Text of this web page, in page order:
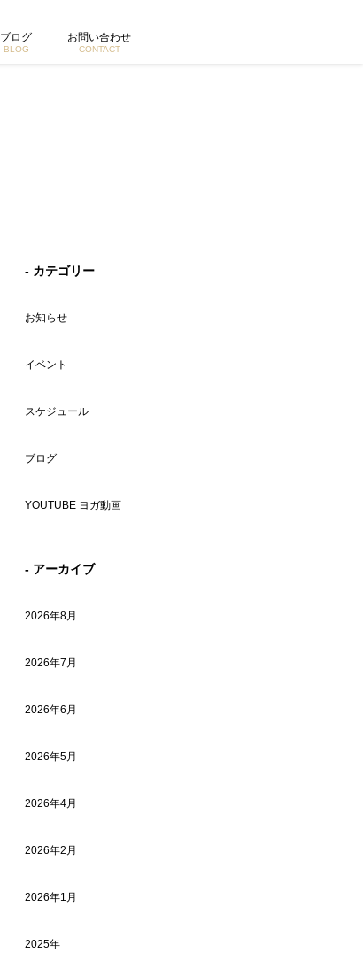
ブログ
BLOG
お問い合わせ
CONTACT
- カテゴリー
お知らせ
イベント
スケジュール
ブログ
YOUTUBE ヨガ動画
- アーカイブ
2026年8月
2026年7月
2026年6月
2026年5月
2026年4月
2026年2月
2026年1月
2025年